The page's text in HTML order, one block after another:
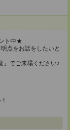
ト中★
点をお話をしたいと
」でご来場ください♪